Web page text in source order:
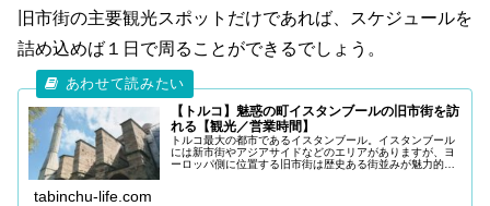
旧市街の主要観光スポットだけであれば、スケジュールを
詰め込めば１日で周ることができるでしょう。
【トルコ】魅惑の町イスタンブールの旧市街を訪
れる【観光／営業時間】
トルコ最大の都市であるイスタンブール。イスタンブール
には新市街やアジアサイドなどのエリアがありますが、ヨ
ーロッパ側に位置する旧市街は歴史ある街並みが魅力的で
tabinchu-life.com